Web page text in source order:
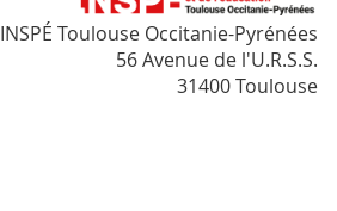
INSPÉ Toulouse Occitanie-Pyrénées
56 Avenue de l'U.R.S.S.
31400 Toulouse